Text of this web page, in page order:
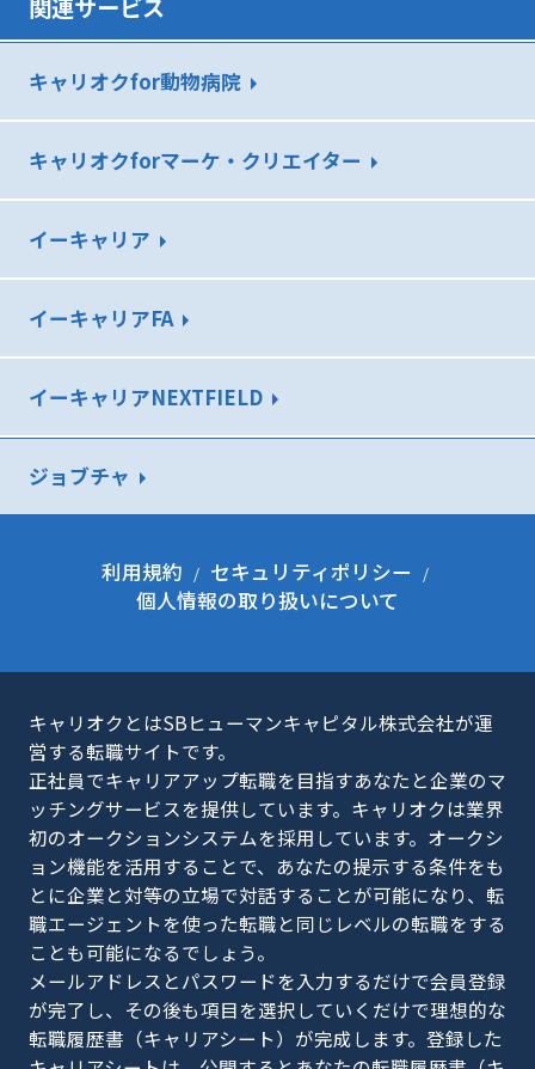
キャリオクfor動物病院
キャリオクforマーケ・クリエイター
イーキャリア
イーキャリアFA
イーキャリアNEXTFIELD
ジョブチャ
利用規約
セキュリティポリシー
個人情報の取り扱いについて
キャリオクとはSBヒューマンキャピタル株式会社が運
営する転職サイトです。
正社員でキャリアアップ転職を目指すあなたと企業のマ
ッチングサービスを提供しています。キャリオクは業界
初のオークションシステムを採用しています。オークシ
ョン機能を活用することで、あなたの提示する条件をも
とに企業と対等の立場で対話することが可能になり、転
職エージェントを使った転職と同じレベルの転職をする
ことも可能になるでしょう。
メールアドレスとパスワードを入力するだけで会員登録
が完了し、その後も項目を選択していくだけで理想的な
転職履歴書（キャリアシート）が完成します。登録した